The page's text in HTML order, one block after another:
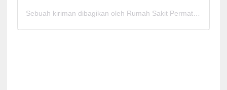
Sebuah kiriman dibagikan oleh Rumah Sakit Permata Cirebon (@rspermatacirebon)